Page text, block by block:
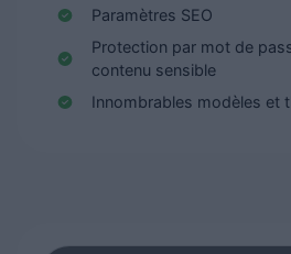
Paramètres SEO
Protection par mot de
contenu sensible
Innombrables modèles et